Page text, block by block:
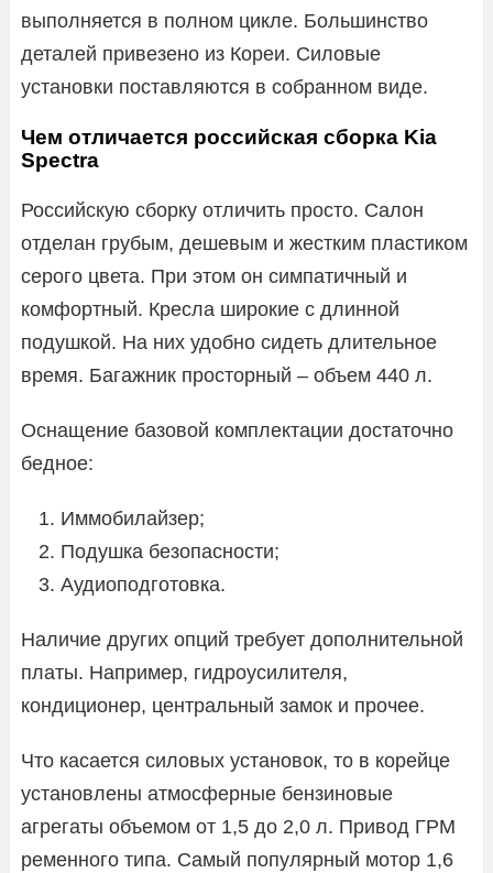
выполняется в полном цикле. Большинство
деталей привезено из Кореи. Силовые
установки поставляются в собранном виде.
Чем отличается российская сборка Kia
Spectra
Российскую сборку отличить просто. Салон
отделан грубым, дешевым и жестким пластиком
серого цвета. При этом он симпатичный и
комфортный. Кресла широкие с длинной
подушкой. На них удобно сидеть длительное
время. Багажник просторный – объем 440 л.
Оснащение базовой комплектации достаточно
бедное:
Иммобилайзер;
Подушка безопасности;
Аудиоподготовка.
Наличие других опций требует дополнительной
платы. Например, гидроусилителя,
кондиционер, центральный замок и прочее.
Что касается силовых установок, то в корейце
установлены атмосферные бензиновые
агрегаты объемом от 1,5 до 2,0 л. Привод ГРМ
ременного типа. Самый популярный мотор 1,6